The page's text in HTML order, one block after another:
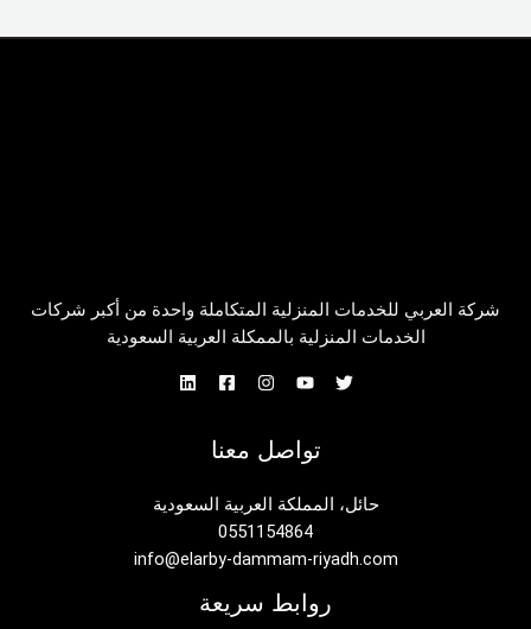
شركة العربي للخدمات المنزلية المتكاملة واحدة من أكبر شركات
الخدمات المنزلية بالممكلة العربية السعودية
تواصل معنا
حائل، المملكة العربية السعودية
0551154864
info@elarby-dammam-riyadh.com
روابط سريعة